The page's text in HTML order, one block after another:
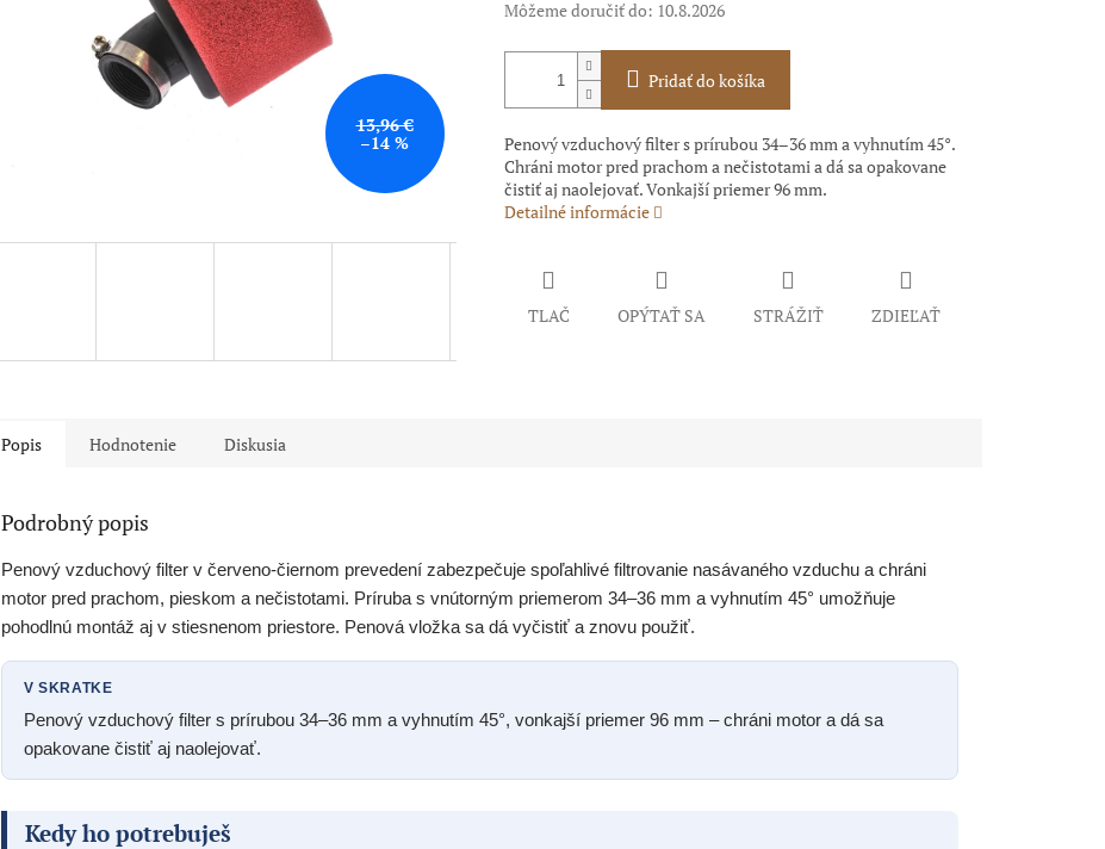
13,96 €
–14 %
Môžeme doručiť do: 10.8.2026
Pridať do košíka
Penový vzduchový filter s prírubou 34–36 mm a vyhnutím 45°.
Chráni motor pred prachom a nečistotami a dá sa opakovane
čistiť aj naolejovať. Vonkajší priemer 96 mm.
Detailné informácie
TLAČ OPÝTAŤ SA STRÁŽIŤ ZDIEĽAŤ
Popis Hodnotenie Diskusia
Podrobný popis
Penový vzduchový filter v červeno-čiernom prevedení zabezpečuje spoľahlivé filtrovanie nasávaného vzduchu a chráni
motor pred prachom, pieskom a nečistotami. Príruba s vnútorným priemerom 34–36 mm a vyhnutím 45° umožňuje
pohodlnú montáž aj v stiesnenom priestore. Penová vložka sa dá vyčistiť a znovu použiť.
V SKRATKE
Penový vzduchový filter s prírubou 34–36 mm a vyhnutím 45°, vonkajší priemer 96 mm – chráni motor a dá sa
opakovane čistiť aj naolejovať.
Kedy ho potrebuješ